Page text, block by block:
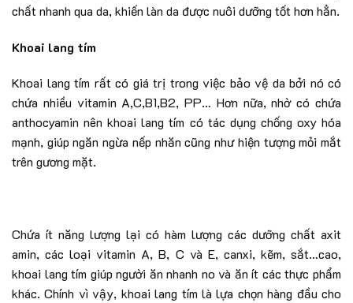
chất nhanh qua da, khiến làn da được nuôi dưỡng tốt hơn hẳn.
Khoai lang tím
Khoai lang tím rất có giá trị trong việc bảo vệ da bởi nó có
chứa nhiều vitamin A,C,B1,B2, PP… Hơn nữa, nhờ có chứa
anthocyamin nên khoai lang tím có tác dụng chống oxy hóa
mạnh, giúp ngăn ngừa nếp nhăn cũng như hiện tượng mỏi mắt
trên gương mặt.
Chứa ít năng lượng lại có hàm lượng các dưỡng chất axit
amin, các loại vitamin A, B, C và E, canxi, kẽm, sắt…cao,
khoai lang tím giúp người ăn nhanh no và ăn ít các thực phẩm
khác. Chính vì vậy, khoai lang tím là lựa chọn hàng đầu cho